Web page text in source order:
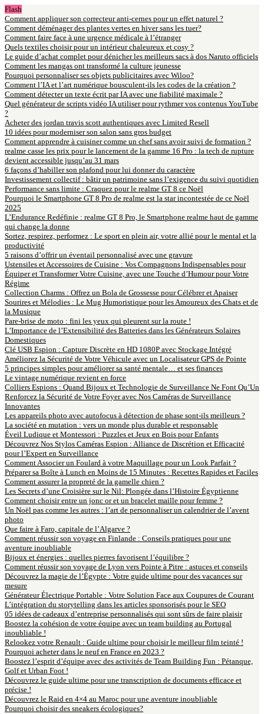
Flash
Comment appliquer son correcteur anti-cernes pour un effet naturel ?
Comment déménager des plantes vertes en hiver sans les tuer?
Comment faire face à une urgence médicale à l’étranger
Quels textiles choisir pour un intérieur chaleureux et cosy ?
Le guide d’achat complet pour dénicher les meilleurs sacs à dos Naruto officiels
Comment les mangas ont transformé la culture jeunesse
Pourquoi personnaliser ses objets publicitaires avec Wiloo?
Comment l’IA et l’art numérique bousculent-ils les codes de la création ?
Comment détecter un texte écrit par IA avec une fiabilité maximale ?
Quel générateur de scripts vidéo IA utiliser pour rythmer vos contenus YouTube
?
Acheter des jordan travis scott authentiques avec Limited Resell
10 idées pour moderniser son salon sans gros budget
Comment apprendre à cuisiner comme un chef sans avoir suivi de formation ?
realme casse les prix pour le lancement de la gamme 16 Pro : la tech de rupture
devient accessible jusqu’au 31 mars
6 façons d’habiller son plafond pour lui donner du caractère
Investissement collectif : bâtir un patrimoine sans l’exigence du suivi quotidien
Performance sans limite : Craquez pour le realme GT 8 ce Noël
Pourquoi le Smartphone GT 8 Pro de realme est la star incontestée de ce Noël
2025
L’Endurance Redéfinie : realme GT 8 Pro, le Smartphone realme haut de gamme
qui change la donne
Sortez, respirez, performez : Le sport en plein air, votre allié pour le mental et la
productivité
5 raisons d’offrir un éventail personnalisé avec une gravure
Ustensiles et Accessoires de Cuisine : Vos Compagnons Indispensables pour
Équiper et Transformer Votre Cuisine, avec une Touche d’Humour pour Votre
Régime
Collection Charms : Offrez un Bola de Grossesse pour Célébrer et Apaiser
Sourires et Mélodies : Le Mug Humoristique pour les Amoureux des Chats et de
la Musique
Pare-brise de moto : fini les yeux qui pleurent sur la route !
L’Importance de l’Extensibilité des Batteries dans les Générateurs Solaires
Domestiques
Clé USB Espion : Capture Discrète en HD 1080P avec Stockage Intégré
Améliorez la Sécurité de Votre Véhicule avec un Localisateur GPS de Pointe
5 principes simples pour améliorer sa santé mentale… et ses finances
Le vintage numérique revient en force
Colliers Espions : Quand Bijoux et Technologie de Surveillance Ne Font Qu’Un
Renforcez la Sécurité de Votre Foyer avec Nos Caméras de Surveillance
Innovantes
Les appareils photo avec autofocus à détection de phase sont-ils meilleurs ?
La société en mutation : vers un monde plus durable et responsable
Éveil Ludique et Montessori : Puzzles et Jeux en Bois pour Enfants
Découvrez Nos Stylos Caméras Espion : Alliance de Discrétion et Efficacité
pour l’Expert en Surveillance
Comment Associer un Foulard à votre Maquillage pour un Look Parfait ?
Préparer sa Boîte à Lunch en Moins de 15 Minutes : Recettes Rapides et Faciles
Comment assurer la propreté de la gamelle chien ?
Les Secrets d’une Croisière sur le Nil: Plongée dans l’Histoire Égyptienne
Comment choisir entre un jonc or et un bracelet maille pour femme ?
Un Noël pas comme les autres : l’art de personnaliser un calendrier de l’avent
photo
Que faire à Faro, capitale de l’Algarve ?
Comment réussir son voyage en Finlande : Conseils pratiques pour une
aventure inoubliable
Bijoux et énergies : quelles pierres favorisent l’équilibre ?
Comment réussir son voyage de Lyon vers Pointe à Pitre : astuces et conseils
Découvrez la magie de l’Égypte : Votre guide ultime pour des vacances sur
mesure
Générateur Électrique Portable : Votre Solution Face aux Coupures de Courant
L’intégration du storytelling dans les articles sponsorisés pour le SEO
05 idées de cadeaux d’entreprise personnalisés qui sont sûrs de faire plaisir
Boostez la cohésion de votre équipe avec un team building au Portugal
inoubliable !
Relookez votre Renault : Guide ultime pour choisir le meilleur film teinté !
Pourquoi acheter dans le neuf en France en 2023 ?
Boostez l’esprit d’équipe avec des activités de Team Building Fun : Pétanque,
Golf et Urban Foot !
Découvrez le guide ultime pour une transcription de documents efficace et
précise !
Découvrez le Raid en 4×4 au Maroc pour une aventure inoubliable
Pourquoi choisir des sneakers écologiques?